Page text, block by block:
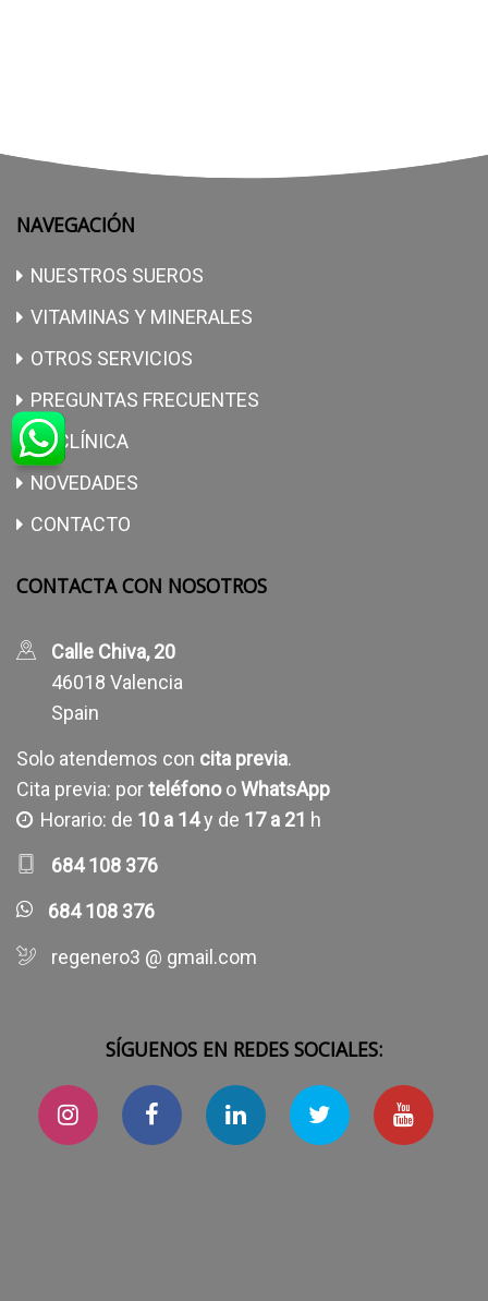
NAVEGACIÓN
NUESTROS SUEROS
VITAMINAS Y MINERALES
OTROS SERVICIOS
PREGUNTAS FRECUENTES
LA CLÍNICA
NOVEDADES
CONTACTO
CONTACTA CON NOSOTROS
Calle Chiva, 20
46018 Valencia
Spain
Solo atendemos con cita previa.
Cita previa: porteléfonooWhatsApp
Horario: de 10 a 14y de 17 a 21 h
684 108 376
684 108 376
regenero3 @ gmail.com
SÍGUENOS EN REDES SOCIALES: